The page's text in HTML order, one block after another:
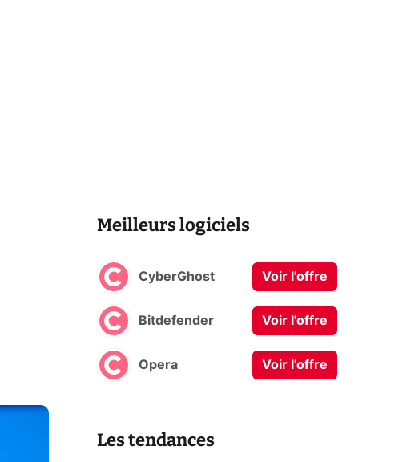
Meilleurs logiciels
CyberGhost Voir l'offre
Bitdefender Voir l'offre
Opera Voir l'offre
Les tendances